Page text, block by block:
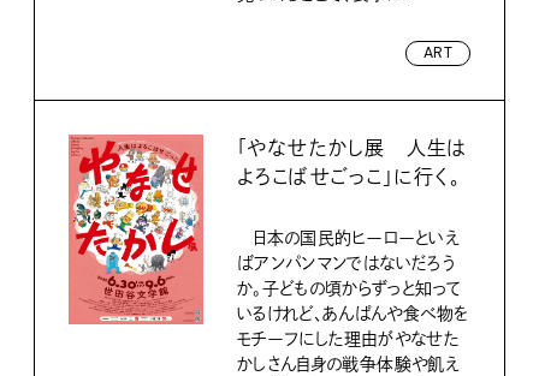
ART
「やなせたかし展 人生は
よろこばせごっこ」に行く。
日本の国民的ヒーローといえ
ばアンパンマンではないだろう
か。子どもの頃からずっと知って
いるけれど、あんぱんや食べ物を
モチーフにした理由がやなせた
かしさん自身の戦争体験や飢え